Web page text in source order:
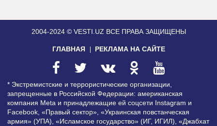
2004-2024 © VESTI.UZ ВСЕ ПРАВА ЗАЩИЩЕНЫ
ГЛАВНАЯ РЕКЛАМА НА САЙТЕ
* Экстремистские и террористические организации,
запрещенные в Российской Федерации: американская
компания Meta и принадлежащие ей соцсети Instagram и
Facebook, «Правый сектор», «Украинская повстанческая
армия» (УПА), «Исламское государство» (ИГ, ИГИЛ), «Джабхат